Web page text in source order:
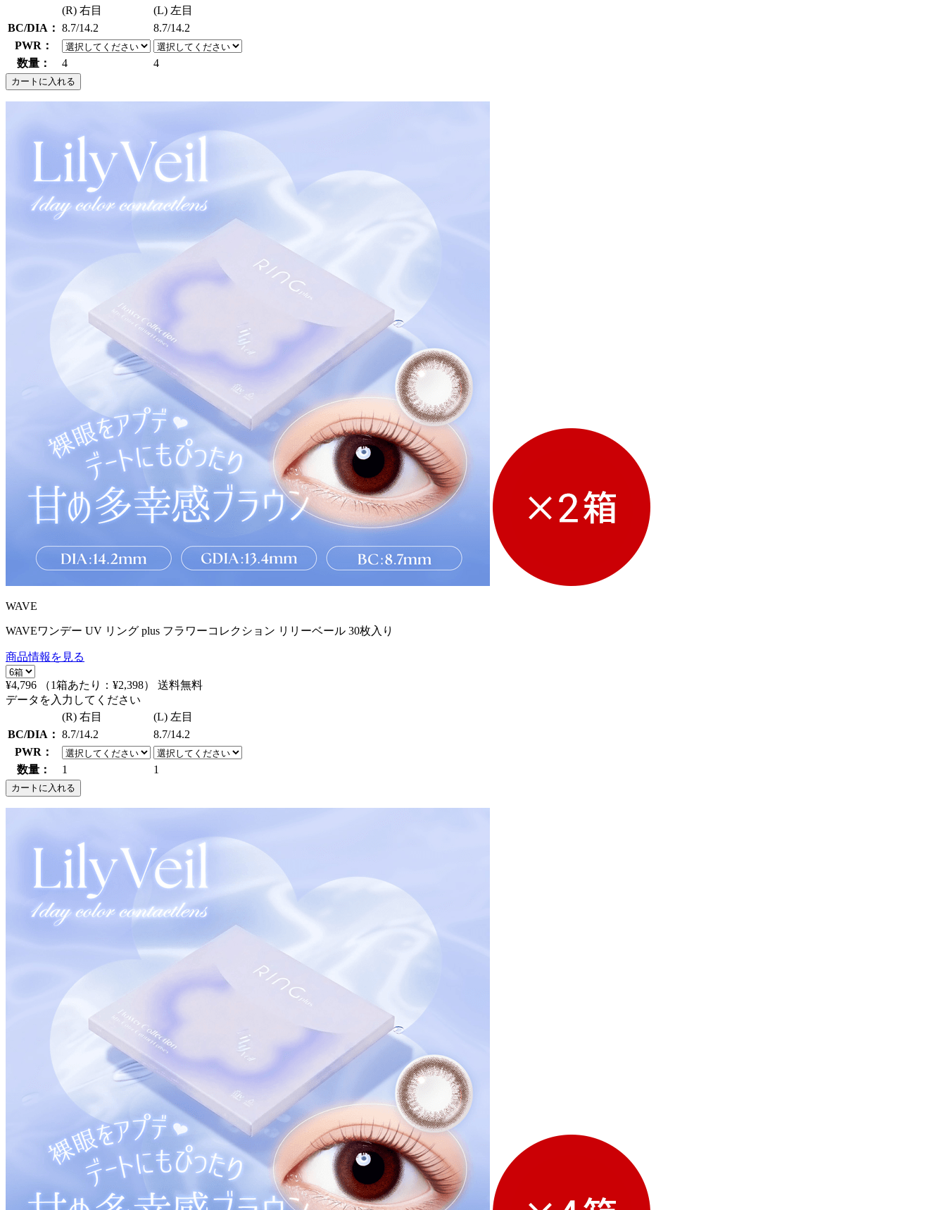
(R) 右目
(L) 左目
BC/DIA： 8.7/14.2
8.7/14.2
PWR：
数量：
4 4
カートに入れる
WAVE
WAVEワンデー UV リング plus フラワーコレクション リリーベール 30枚入り
商品情報を見る
¥4,796 （1箱あたり： ¥2,398）
送料無料
データを入力してください
(R) 右目
(L) 左目
BC/DIA： 8.7/14.2
8.7/14.2
PWR：
数量：
1 1
カートに入れる